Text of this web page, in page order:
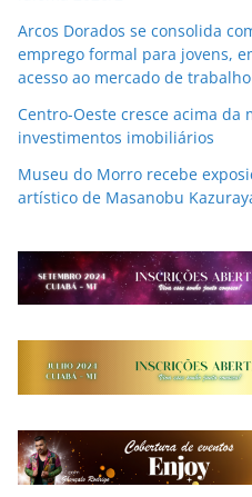
Arcos Dorados se consolida
emprego formal para jovens,
acesso ao mercado de
Centro-Oeste cresce acima
investimentos imobiliários
Museu do Morro recebe
artístico de Masanobu